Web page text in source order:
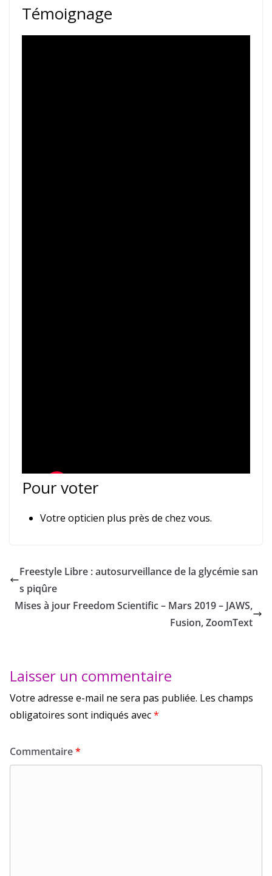
Témoignage
Pour voter
Votre opticien plus près de chez vous.
Freestyle Libre : autosurveillance de la glycémie san
s piqûre
Mises à jour Freedom Scientific – Mars 2019 – JAWS,
Fusion, ZoomText
Laisser un commentaire
Votre adresse e-mail ne sera pas publiée. Les champs
obligatoires sont indiqués avec*
Commentaire*